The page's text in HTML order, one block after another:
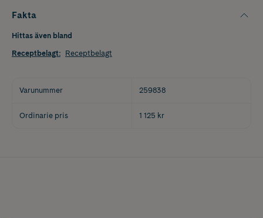
Fakta
Hittas även bland
Receptbelagt: Receptbelagt
Varunummer 259838
Ordinarie pris 1 125 kr